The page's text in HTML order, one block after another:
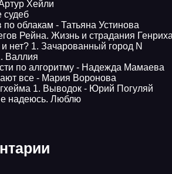
Хейли
по облакам - Татьяна Устинова
Рейна. Жизнь и страдания
нет? 1. Зачарованный город N
Валлия
по алгоритму - Надежда Мамаева
все - Мария Воронова
1. Выводок - Юрий Погуляй
надеюсь. Люблю